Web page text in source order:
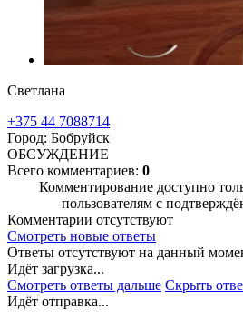
Светлана
+375 44 7088714
Город: Бобруйск
ОБСУЖДЕНИЕ
Всего комментариев: 0
Комментирование доступно
пользователям с
Комментарии отсутствуют
Смотреть новые ответы
Ответы отсутствуют на данный
Идёт загрузка...
Смотреть ответы дальше Скрыть
Идёт отправка...